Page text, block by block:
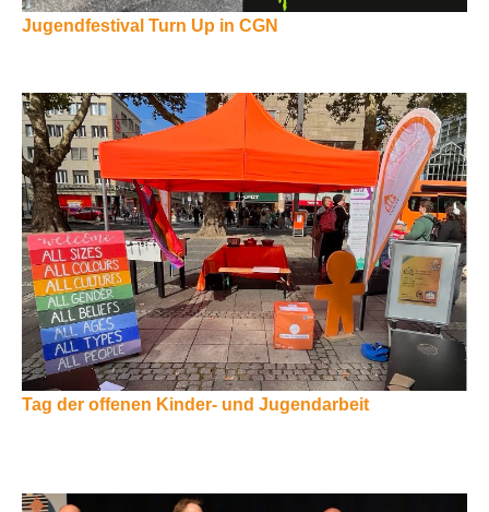
Jugendfestival Turn Up in CGN
Tag der offenen Kinder- und Jugendarbeit